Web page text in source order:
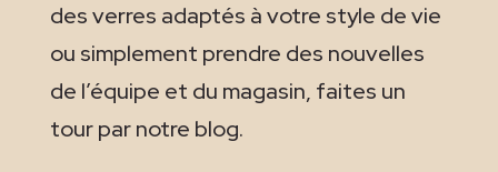
des verres adaptés à votre style de vie
ou simplement prendre des nouvelles
de l’équipe et du magasin, faites un
tour par notre blog.